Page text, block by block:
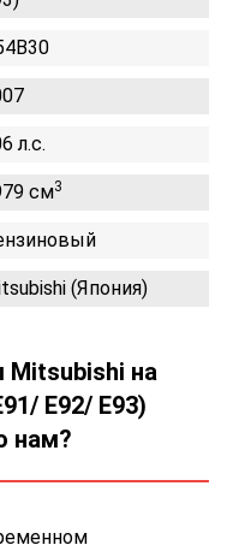
л.с.
см3
(Япония)
Mitsubishi на
E92/ E93)
нам?